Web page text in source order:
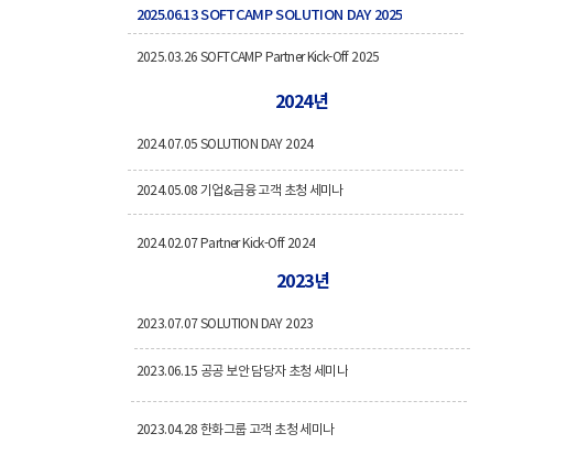
2025.03.26 SOFTCAMP Partner Kick-Off 2025
2025.06.13 SOFTCAMP SOLUTION DAY 2025
2024년
2024.07.05 SOLUTION DAY 2024
2024.05.08 기업&금융 고객 초청 세미나
2024.02.07 Partner Kick-Off 2024
2023년
2023.07.07 SOLUTION DAY 2023
2023.06.15 공공 보안 담당자 초청 세미나
2023.04.28 한화그룹 고객 초청 세미나